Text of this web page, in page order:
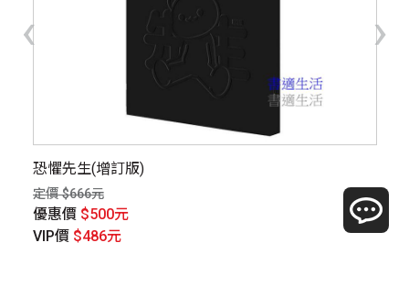
恐懼先生(增訂版)
定價 $666元
優惠價 $500元
VIP價 $486元
‹ ›